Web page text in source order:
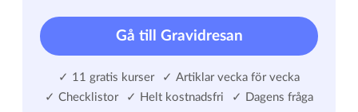
Gå till Gravidresan
✓ 11 gratis kurser
✓ Artiklar vecka för vecka
✓ Checklistor
✓ Helt kostnadsfri ✓ Dagens fråga